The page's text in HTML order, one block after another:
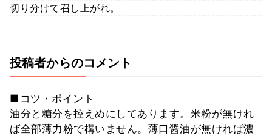
切り分けて召し上がれ。
投稿者からのコメント
■コツ・ポイント
油分と糖分を控えめにしてあります。米粉が無けれ
ば全部薄力粉で構いません。薄口醤油が無ければ濃